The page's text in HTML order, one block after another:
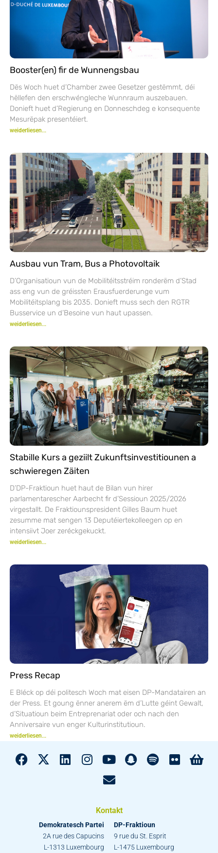
Booster(en) fir de Wunnengsbau
Dës Woch huet d’Chamber zwee Gesetzer gestëmmt, déi
hëllefen den erschwéngleche Wunnraum auszebauen.
Donieft huet d’Regierung en Donneschdeg e konsequente
Mesurëpak presentéiert.
weiderliesen...
Ausbau vun Tram, Bus a Photovoltaik
D’Organisatioun vun de Mobilitéitsstréim ronderëm d’Stad
ass eng vun de gréissten Erausfuerderunge vum
Mobilitéitsplang bis 2035. Donieft muss sech den RGTR
Busservice un d’Besoine vun haut upassen.
weiderliesen...
Stabille Kurs a geziilt Zukunftsinvestitiounen a
schwieregen Zäiten
D’DP-Fraktioun huet haut de Bilan vun hirer
parlamentarescher Aarbecht fir d’Sessioun 2025/2026
virgestallt. De Fraktiounspresident Gilles Baum huet
zesumme mat sengen 13 Deputéiertekolleegen op en
intensiivt Joer zeréckgekuckt.
weiderliesen...
Press Recap
E Bléck op déi politesch Woch mat eisen DP-Mandatairen an
der Press. Et goung ënner anerem ëm d’Lutte géint Gewalt,
d’Situatioun beim Entreprenariat oder och nach den
Anniversaire vun enger Kulturinstitutioun.
weiderliesen...
Kontakt
Demokratesch Partei
2A rue des Capucins
L-1313 Luxembourg
DP-Fraktioun
9 rue du St. Esprit
L-1475 Luxembourg